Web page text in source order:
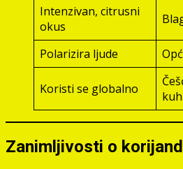
Intenzivan, citrusni
okus
Polarizira ljude
Koristi se globalno
Zanimljivosti o